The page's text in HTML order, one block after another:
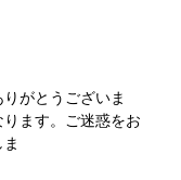
がとうございま
ます。ご迷惑をお